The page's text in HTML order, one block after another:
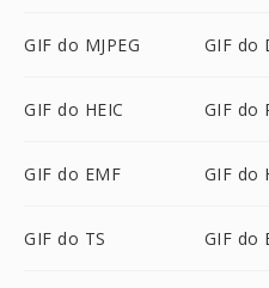
GIF do MJPEG GIF do
GIF do HEIC GIF do
GIF do EMF GIF do
GIF do TS GIF do